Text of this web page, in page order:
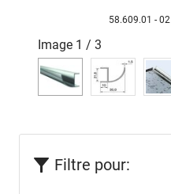
58.609.01 - 02
Image 1 / 3
Filtre pour: